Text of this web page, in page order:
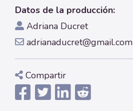
Datos de la producción:
Adriana Ducret
adrianaducret@gmail.com
Compartir